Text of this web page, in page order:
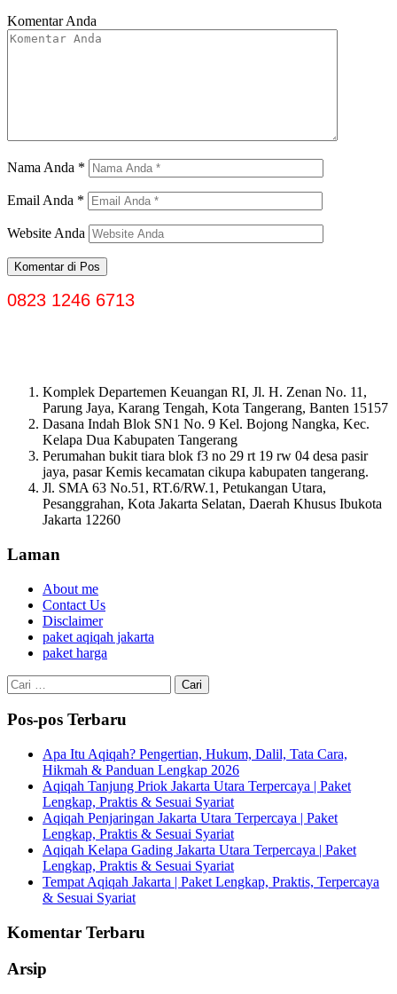
Komentar Anda
Nama Anda *
Email Anda *
Website Anda
0823 1246 6713
Komplek Departemen Keuangan RI, Jl. H. Zenan No. 11,
Parung Jaya, Karang Tengah, Kota Tangerang, Banten 15157
Dasana Indah Blok SN1 No. 9 Kel. Bojong Nangka, Kec.
Kelapa Dua Kabupaten Tangerang
Perumahan bukit tiara blok f3 no 29 rt 19 rw 04 desa pasir
jaya, pasar Kemis kecamatan cikupa kabupaten tangerang.
Jl. SMA 63 No.51, RT.6/RW.1, Petukangan Utara,
Pesanggrahan, Kota Jakarta Selatan, Daerah Khusus Ibukota
Jakarta 12260
Laman
About me
Contact Us
Disclaimer
paket aqiqah jakarta
paket harga
Cari
untuk:
Pos-pos Terbaru
Apa Itu Aqiqah? Pengertian, Hukum, Dalil, Tata Cara,
Hikmah & Panduan Lengkap 2026
Aqiqah Tanjung Priok Jakarta Utara Terpercaya | Paket
Lengkap, Praktis & Sesuai Syariat
Aqiqah Penjaringan Jakarta Utara Terpercaya | Paket
Lengkap, Praktis & Sesuai Syariat
Aqiqah Kelapa Gading Jakarta Utara Terpercaya | Paket
Lengkap, Praktis & Sesuai Syariat
Tempat Aqiqah Jakarta | Paket Lengkap, Praktis, Terpercaya
& Sesuai Syariat
Komentar Terbaru
Arsip